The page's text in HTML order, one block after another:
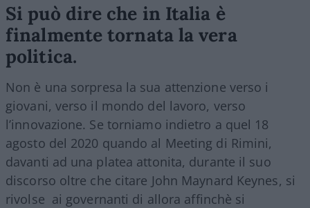
Si può dire che in Italia è
finalmente tornata la vera
politica.
Non è una sorpresa la sua attenzione verso i
giovani, verso il mondo del lavoro, verso
l’innovazione. Se torniamo indietro a quel 18
agosto del 2020 quando al Meeting di Rimini,
davanti ad una platea attonita, durante il suo
discorso oltre che citare John Maynard Keynes, si
rivolse ai governanti di allora affinchè si